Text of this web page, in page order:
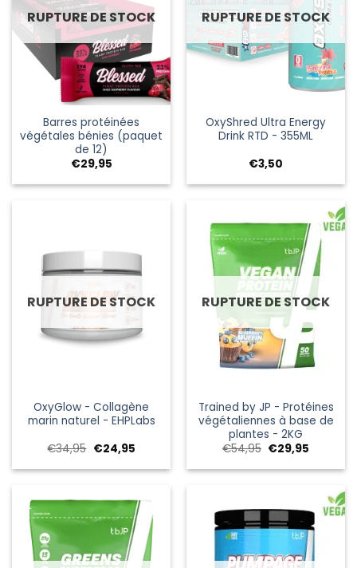
RUPTURE DE STOCK
Barres protéinées
végétales bénies (paquet
de 12)
€29,95
RUPTURE DE STOCK
OxyShred Ultra Energy
Drink RTD - 355ML
€3,50
RUPTURE DE STOCK
OxyGlow - Collagène
marin naturel - EHPLabs
€34,95 Le
initial
€24,95Le
actuel
€24,95.
RUPTURE DE STOCK
Trained by JP - Protéines
végétaliennes à base de
plantes - 2KG
€54,95 Le
initial
€29,95
actuel
€29,95.